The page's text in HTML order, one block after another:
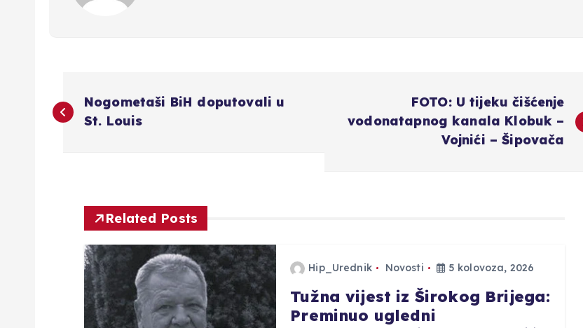
N
a
Nogometaši BiH doputovali u
St. Louis
FOTO: U tijeku čišćenje
vodonatapnog kanala Klobuk –
Vojnići – Šipovača
Related Posts
Hip_Urednik Novosti 5 kolovoza, 2026
Tužna vijest iz Širokog Brijega:
Preminuo ugledni